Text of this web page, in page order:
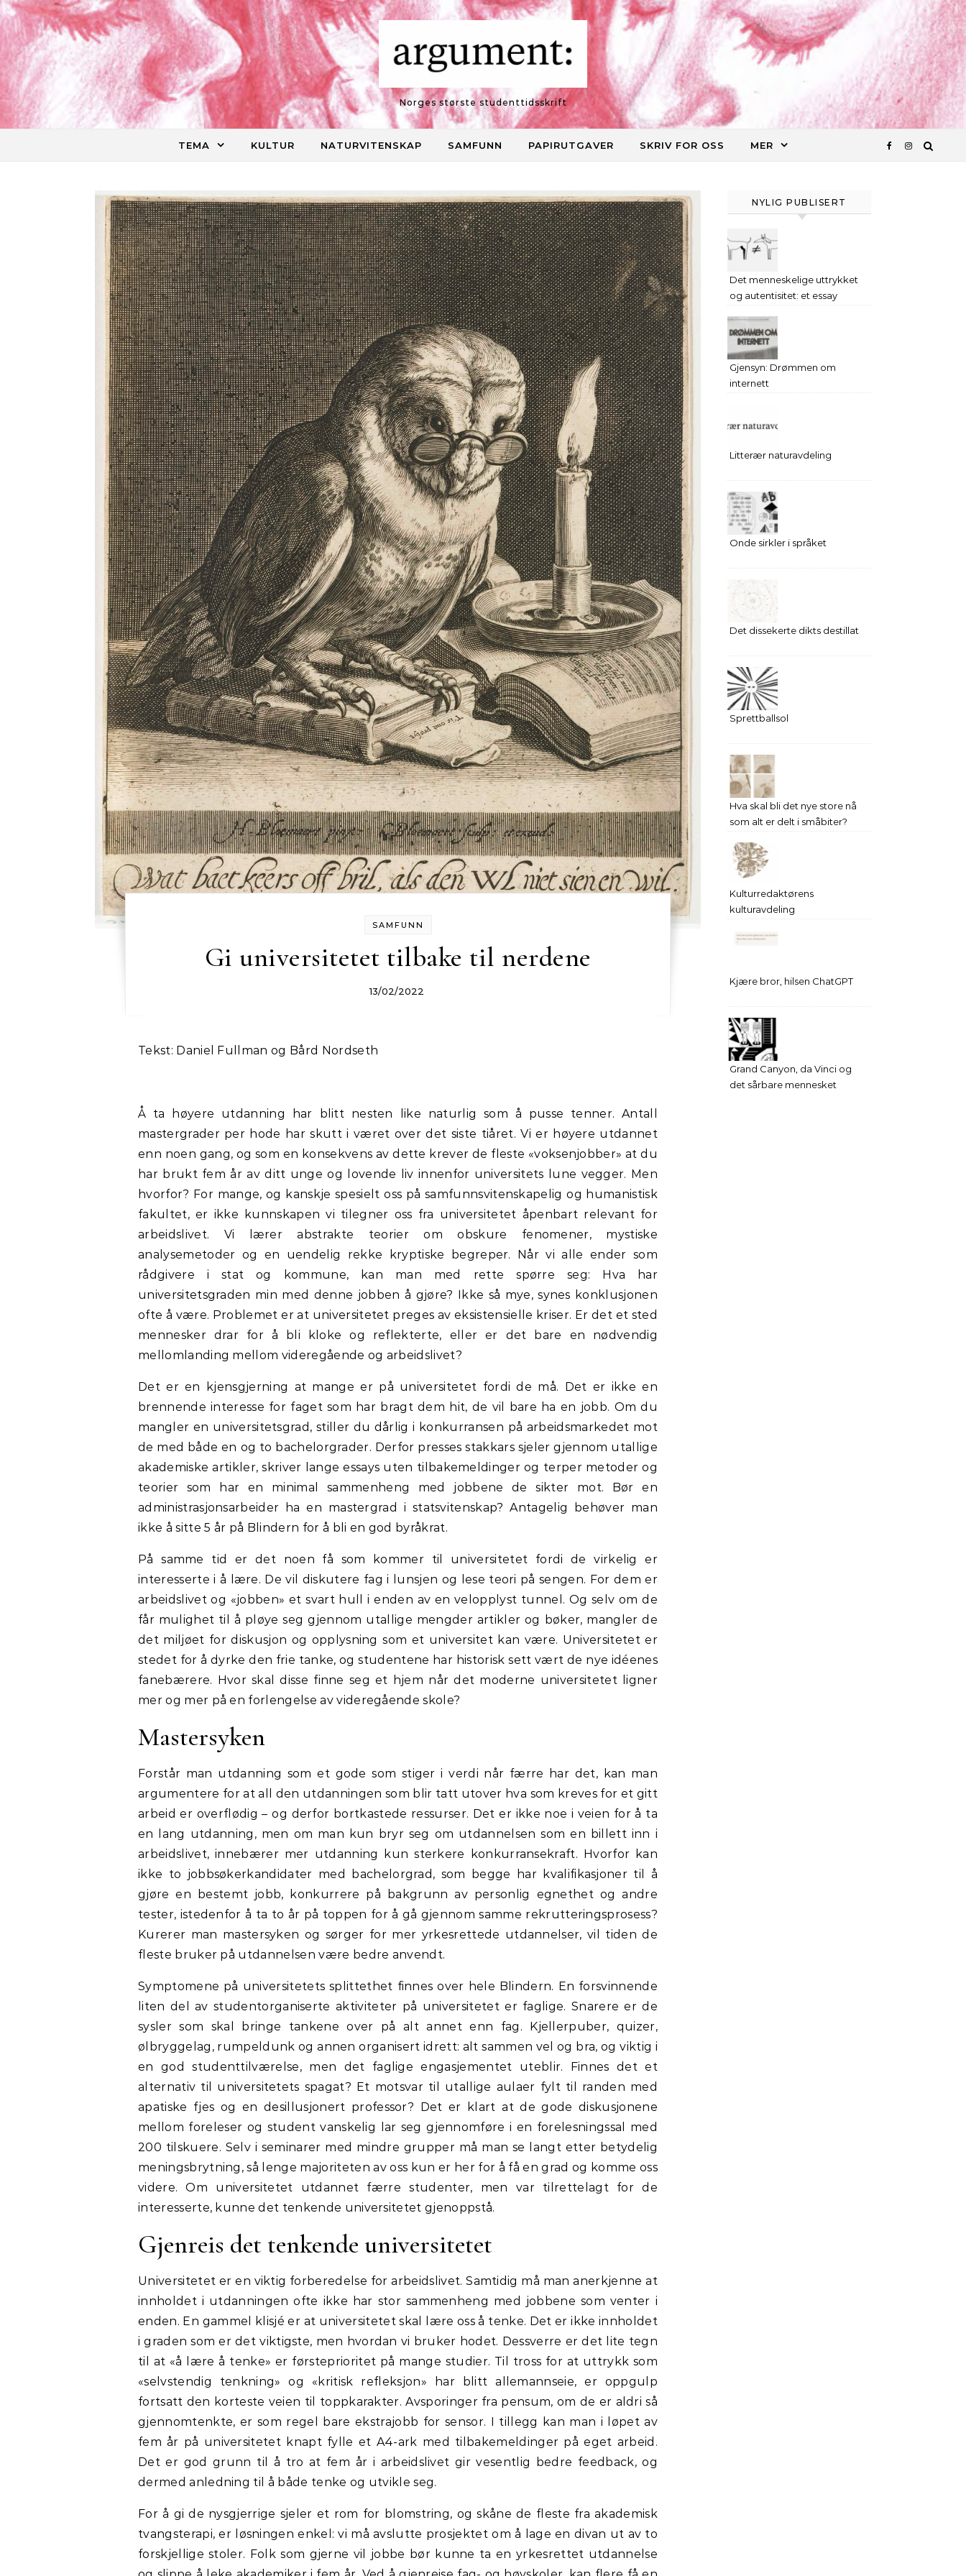
Skip to content
Norges største studenttidsskrift
TEMA KULTUR NATURVITENSKAP SAMFUNN PAPIRUTGAVER SKRIV FOR OSS MER
SAMFUNN
Gi universitetet tilbake til nerdene
13/02/2022
Tekst: Daniel Fullman og Bård Nordseth
Å ta høyere utdanning har blitt nesten like naturlig som å pusse tenner. Antall
mastergrader per hode har skutt i været over det siste tiåret. Vi er høyere utdannet
enn noen gang, og som en konsekvens av dette krever de fleste «voksenjobber» at du
har brukt fem år av ditt unge og lovende liv innenfor universitets lune vegger. Men
hvorfor? For mange, og kanskje spesielt oss på samfunnsvitenskapelig og humanistisk
fakultet, er ikke kunnskapen vi tilegner oss fra universitetet åpenbart relevant for
arbeidslivet. Vi lærer abstrakte teorier om obskure fenomener, mystiske
analysemetoder og en uendelig rekke kryptiske begreper. Når vi alle ender som
rådgivere i stat og kommune, kan man med rette spørre seg: Hva har
universitetsgraden min med denne jobben å gjøre? Ikke så mye, synes konklusjonen
ofte å være. Problemet er at universitetet preges av eksistensielle kriser. Er det et sted
mennesker drar for å bli kloke og reflekterte, eller er det bare en nødvendig
mellomlanding mellom videregående og arbeidslivet?
Det er en kjensgjerning at mange er på universitetet fordi de må. Det er ikke en
brennende interesse for faget som har bragt dem hit, de vil bare ha en jobb. Om du
mangler en universitetsgrad, stiller du dårlig i konkurransen på arbeidsmarkedet mot
de med både en og to bachelorgrader. Derfor presses stakkars sjeler gjennom utallige
akademiske artikler, skriver lange essays uten tilbakemeldinger og terper metoder og
teorier som har en minimal sammenheng med jobbene de sikter mot. Bør en
administrasjonsarbeider ha en mastergrad i statsvitenskap? Antagelig behøver man
ikke å sitte 5 år på Blindern for å bli en god byråkrat.
På samme tid er det noen få som kommer til universitetet fordi de virkelig er
interesserte i å lære. De vil diskutere fag i lunsjen og lese teori på sengen. For dem er
arbeidslivet og «jobben» et svart hull i enden av en velopplyst tunnel. Og selv om de
får mulighet til å pløye seg gjennom utallige mengder artikler og bøker, mangler de
det miljøet for diskusjon og opplysning som et universitet kan være. Universitetet er
stedet for å dyrke den frie tanke, og studentene har historisk sett vært de nye idéenes
fanebærere. Hvor skal disse finne seg et hjem når det moderne universitetet ligner
mer og mer på en forlengelse av videregående skole?
Mastersyken
Forstår man utdanning som et gode som stiger i verdi når færre har det, kan man
argumentere for at all den utdanningen som blir tatt utover hva som kreves for et gitt
arbeid er overflødig – og derfor bortkastede ressurser. Det er ikke noe i veien for å ta
en lang utdanning, men om man kun bryr seg om utdannelsen som en billett inn i
arbeidslivet, innebærer mer utdanning kun sterkere konkurransekraft. Hvorfor kan
ikke to jobbsøkerkandidater med bachelorgrad, som begge har kvalifikasjoner til å
gjøre en bestemt jobb, konkurrere på bakgrunn av personlig egnethet og andre
tester, istedenfor å ta to år på toppen for å gå gjennom samme rekrutteringsprosess?
Kurerer man mastersyken og sørger for mer yrkesrettede utdannelser, vil tiden de
fleste bruker på utdannelsen være bedre anvendt.
Symptomene på universitetets splittethet finnes over hele Blindern. En forsvinnende
liten del av studentorganiserte aktiviteter på universitetet er faglige. Snarere er de
sysler som skal bringe tankene over på alt annet enn fag. Kjellerpuber, quizer,
ølbryggelag, rumpeldunk og annen organisert idrett: alt sammen vel og bra, og viktig i
en god studenttilværelse, men det faglige engasjementet uteblir. Finnes det et
alternativ til universitetets spagat? Et motsvar til utallige aulaer fylt til randen med
apatiske fjes og en desillusjonert professor? Det er klart at de gode diskusjonene
mellom foreleser og student vanskelig lar seg gjennomføre i en forelesningssal med
200 tilskuere. Selv i seminarer med mindre grupper må man se langt etter betydelig
meningsbrytning, så lenge majoriteten av oss kun er her for å få en grad og komme oss
videre. Om universitetet utdannet færre studenter, men var tilrettelagt for de
interesserte, kunne det tenkende universitetet gjenoppstå.
Gjenreis det tenkende universitetet
Universitetet er en viktig forberedelse for arbeidslivet. Samtidig må man anerkjenne at
innholdet i utdanningen ofte ikke har stor sammenheng med jobbene som venter i
enden. En gammel klisjé er at universitetet skal lære oss å tenke. Det er ikke innholdet
i graden som er det viktigste, men hvordan vi bruker hodet. Dessverre er det lite tegn
til at «å lære å tenke» er førsteprioritet på mange studier. Til tross for at uttrykk som
«selvstendig tenkning» og «kritisk refleksjon» har blitt allemannseie, er oppgulp
fortsatt den korteste veien til toppkarakter. Avsporinger fra pensum, om de er aldri så
gjennomtenkte, er som regel bare ekstrajobb for sensor. I tillegg kan man i løpet av
fem år på universitetet knapt fylle et A4-ark med tilbakemeldinger på eget arbeid.
Det er god grunn til å tro at fem år i arbeidslivet gir vesentlig bedre feedback, og
dermed anledning til å både tenke og utvikle seg.
For å gi de nysgjerrige sjeler et rom for blomstring, og skåne de fleste fra akademisk
tvangsterapi, er løsningen enkel: vi må avslutte prosjektet om å lage en divan ut av to
forskjellige stoler. Folk som gjerne vil jobbe bør kunne ta en yrkesrettet utdannelse
NYLIG PUBLISERT
Det menneskelige uttrykket
og autentisitet: et essay
Gjensyn: Drømmen om
internett
Litterær naturavdeling
Onde sirkler i språket
Det dissekerte dikts destillat
Sprettballsol
Hva skal bli det nye store nå
som alt er delt i småbiter?
Kulturredaktørens
kulturavdeling
Kjære bror, hilsen ChatGPT
Grand Canyon, da Vinci og
det sårbare mennesket